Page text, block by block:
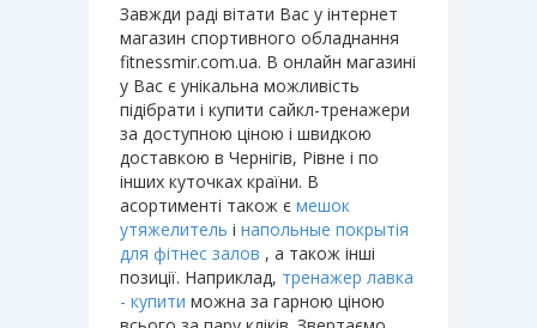
Завжди раді вітати Вас у інтернет
магазин спортивного обладнання
fitnessmir.com.ua. В онлайн магазині
у Вас є унікальна можливість
підібрати і купити сайкл-тренажери
за доступною ціною і швидкою
доставкою в Чернігів, Рівне і по
інших куточках країни. В
асортименті також є мешок
утяжелитель і напольные покрытія
для фітнес залов , а також інші
позиції. Наприклад, тренажер лавка
- купити можна за гарною ціною